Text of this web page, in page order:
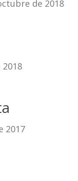
de 2018
2017